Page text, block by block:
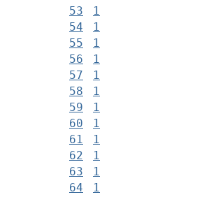
53
1
54
1
55
1
56
1
57
1
58
1
59
1
60
1
61
1
62
1
63
1
64
1